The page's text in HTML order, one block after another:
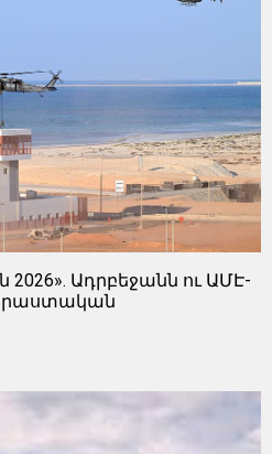
Ադրբեջանն ու ԱՄԷ-